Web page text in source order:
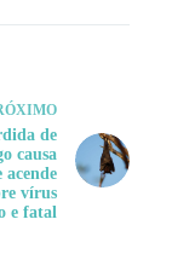
de
causa
acende
vírus
e fatal